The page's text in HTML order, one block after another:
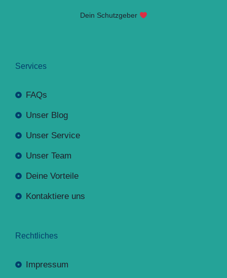
Dein Schutzgeber
Services
FAQs
Unser Blog
Unser Service
Unser Team
Deine Vorteile
Kontaktiere uns
Rechtliches
Impressum